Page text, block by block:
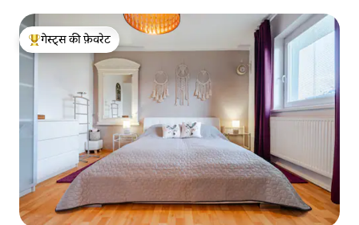
गेस्ट्स का टॉप फ़ेवरेट
गेस्ट्स की फ़ेवरेट